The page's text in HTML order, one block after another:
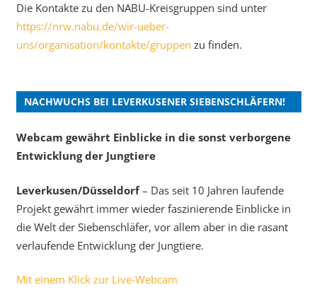
Die Kontakte zu den NABU-Kreisgruppen sind unter
https://nrw.nabu.de/wir-ueber-
uns/organisation/kontakte/gruppen zu finden.
NACHWUCHS BEI LEVERKUSENER SIEBENSCHLÄFERN!
Webcam gewährt Einblicke in die sonst verborgene
Entwicklung der Jungtiere
Leverkusen/Düsseldorf– Das seit 10 Jahren laufende
Projekt gewährt immer wieder faszinierende Einblicke in
die Welt der Siebenschläfer, vor allem aber in die rasant
verlaufende Entwicklung der Jungtiere.
Mit einem Klick zur Live-Webcam